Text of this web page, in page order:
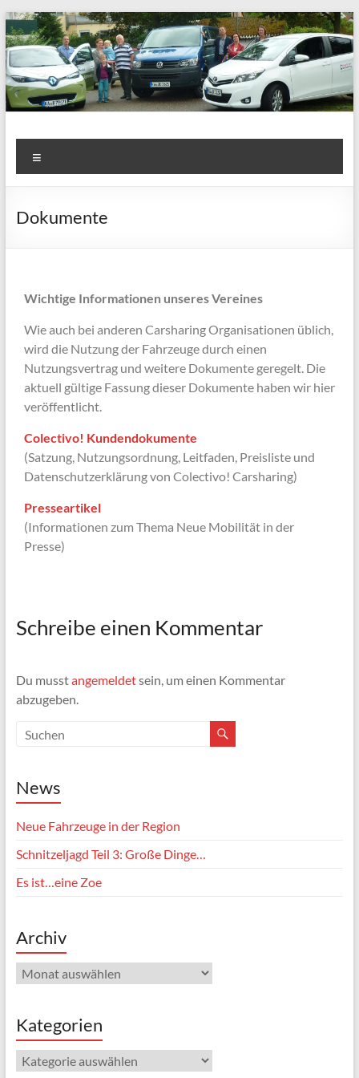
Colectivo Carsharing e.V.
Carsharing in Heidelsheim
Dokumente
Wichtige Informationen unseres Vereines
Wie auch bei anderen Carsharing Organisationen üblich,
wird die Nutzung der Fahrzeuge durch einen
Nutzungsvertrag und weitere Dokumente geregelt. Die
aktuell gültige Fassung dieser Dokumente haben wir hier
veröffentlicht.
Colectivo! Kundendokumente
(Satzung, Nutzungsordnung, Leitfaden, Preisliste und
Datenschutzerklärung von Colectivo! Carsharing)
Presseartikel
(Informationen zum Thema Neue Mobilität in der
Presse)
Schreibe einen Kommentar
Du musstangemeldetsein, um einen Kommentar
abzugeben.
News
Neue Fahrzeuge in der Region
Schnitzeljagd Teil 3: Große Dinge…
Es ist…eine Zoe
Archiv
Kategorien